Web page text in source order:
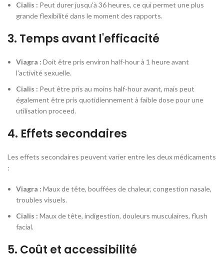
Cialis : Peut durer jusqu'à 36 heures, ce qui permet une plus
grande flexibilité dans le moment des rapports.
3. Temps avant l'efficacité
Viagra : Doit être pris environ half-hour à 1 heure avant
l'activité sexuelle.
Cialis : Peut être pris au moins half-hour avant, mais peut
également être pris quotidiennement à faible dose pour une
utilisation proceed.
4. Effets secondaires
Les effets secondaires peuvent varier entre les deux médicaments
:
Viagra : Maux de tête, bouffées de chaleur, congestion nasale,
troubles visuels.
Cialis : Maux de tête, indigestion, douleurs musculaires, flush
facial.
5. Coût et accessibilité